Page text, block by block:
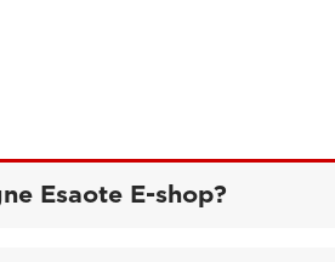
Esaote E-shop?